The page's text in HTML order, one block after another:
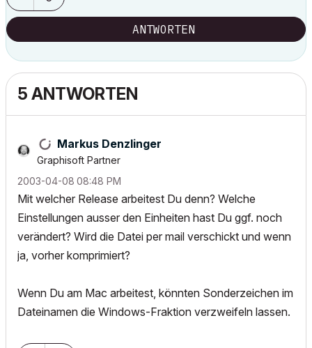
ANTWORTEN
5 ANTWORTEN
Markus Denzlinger
Graphisoft Partner
‎2003-04-08 08:48 PM
Mit welcher Release arbeitest Du denn? Welche
Einstellungen ausser den Einheiten hast Du ggf. noch
verändert? Wird die Datei per mail verschickt und wenn
ja, vorher komprimiert?
Wenn Du am Mac arbeitest, könnten Sonderzeichen im
Dateinamen die Windows-Fraktion verzweifeln lassen.